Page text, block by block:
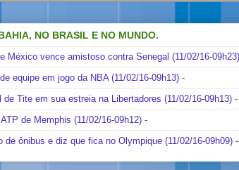
NO BRASIL E NO MUNDO.
México vence amistoso contra Senegal (11/02/16-09h23)
equipe em jogo da NBA (11/02/16-09h13) -
Tite em sua estreia na Libertadores (11/02/16-09h13) -
de Memphis (11/02/16-09h12) -
de ônibus e diz que fica no Olympique (11/02/16-09h09) -